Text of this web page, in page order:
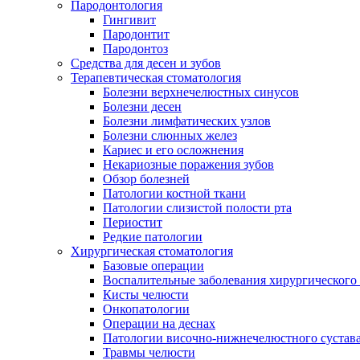
Пародонтология
Гингивит
Пародонтит
Пародонтоз
Средства для десен и зубов
Терапевтическая стоматология
Болезни верхнечелюстных синусов
Болезни десен
Болезни лимфатических узлов
Болезни слюнных желез
Кариес и его осложнения
Некариозные поражения зубов
Обзор болезней
Патологии костной ткани
Патологии слизистой полости рта
Периостит
Редкие патологии
Хирургическая стоматология
Базовые операции
Воспалительные заболевания
Кисты челюсти
Онкопатологии
Операции на деснах
Патологии височно-нижнечелюстного сустава
Травмы челюсти